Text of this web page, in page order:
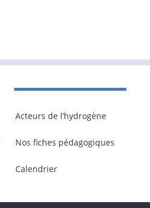
Acteurs de l’hydrogène
Nos fiches pédagogiques
Calendrier